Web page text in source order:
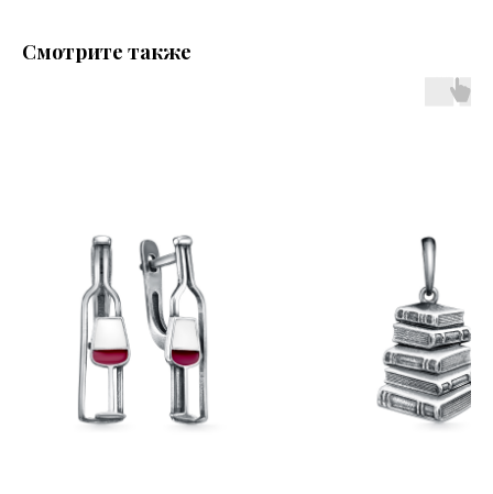
Смотрите также